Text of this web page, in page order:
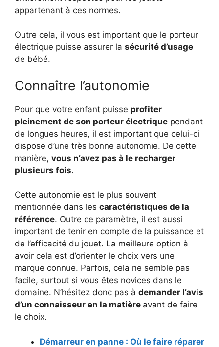
appartenant à ces normes.
Outre cela, il vous est important que le porteur
électrique puisse assurer la sécurité d’usage
de bébé.
Connaître l’autonomie
Pour que votre enfant puisse profiter
pleinement de son porteur électrique pendant
de longues heures, il est important que celui-ci
dispose d’une très bonne autonomie. De cette
manière, vous n’avez pas à le recharger
plusieurs fois.
Cette autonomie est le plus souvent
mentionnée dans les caractéristiques de la
référence. Outre ce paramètre, il est aussi
important de tenir en compte de la puissance et
de l’efficacité du jouet. La meilleure option à
avoir cela est d’orienter le choix vers une
marque connue. Parfois, cela ne semble pas
facile, surtout si vous êtes novices dans le
domaine. N’hésitez donc pas à demander l’avis
d’un connaisseur en la matière avant de faire
le choix.
Démarreur en panne : Où le faire réparer